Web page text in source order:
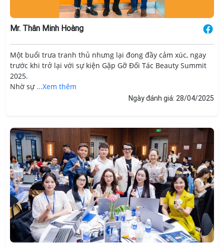
Mr. Thân Minh Hoàng
Một buổi trưa tranh thủ nhưng lại đong đầy cảm xúc, ngay
trước khi trở lại với sự kiện Gặp Gỡ Đối Tác Beauty Summit
2025.
Nhờ sự ...Xem thêm
Ngày đánh giá: 28/04/2025